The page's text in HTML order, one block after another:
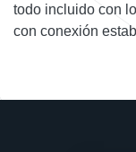
todo incluido con
con conexión